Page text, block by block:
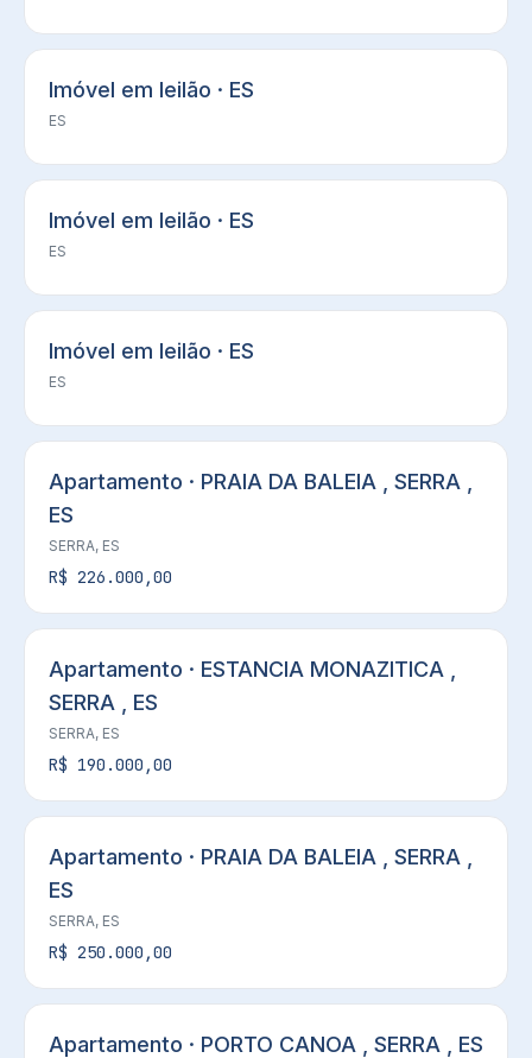
Imóvel em leilão · ES
ES
Imóvel em leilão · ES
ES
Imóvel em leilão · ES
ES
Apartamento · PRAIA DA BALEIA , SERRA ,
ES
SERRA, ES
R$ 226.000,00
Apartamento · ESTANCIA MONAZITICA ,
SERRA , ES
SERRA, ES
R$ 190.000,00
Apartamento · PRAIA DA BALEIA , SERRA ,
ES
SERRA, ES
R$ 250.000,00
Apartamento · PORTO CANOA , SERRA , ES